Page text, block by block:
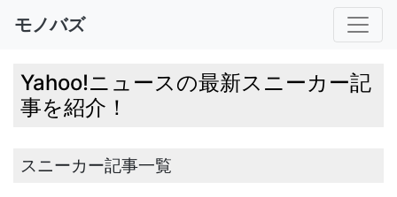
モノバズ
Yahoo!ニュースの最新スニーカー記
事を紹介！
スニーカー記事一覧